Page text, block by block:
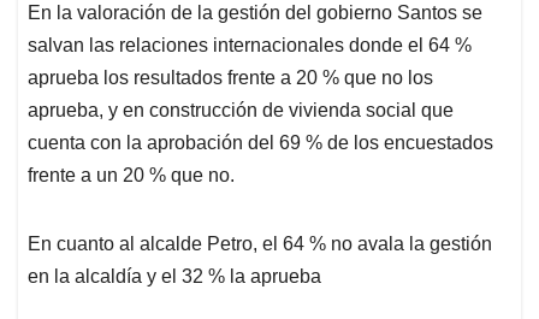
En la valoración de la gestión del gobierno Santos se
salvan las relaciones internacionales donde el 64 %
aprueba los resultados frente a 20 % que no los
aprueba, y en construcción de vivienda social que
cuenta con la aprobación del 69 % de los encuestados
frente a un 20 % que no.
En cuanto al alcalde Petro, el 64 % no avala la gestión
en la alcaldía y el 32 % la aprueba